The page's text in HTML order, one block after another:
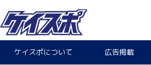
ケイスポについて 広告掲載